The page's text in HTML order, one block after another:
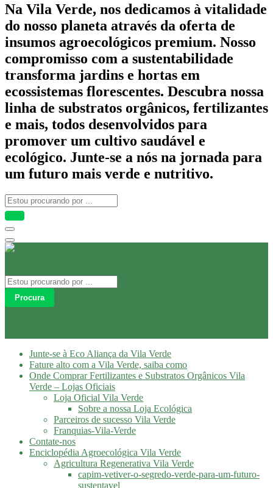
Na Vila Verde, nos dedicamos à vitalidade
do nosso planeta através da oferta de
insumos agroecológicos premium. Nosso
compromisso com a sustentabilidade
transforma jardins e hortas em
ecossistemas florescentes. Descubra nossa
linha de substratos orgânicos, fertilizantes
e mais, todos desenvolvidos para
promover um cultivo saudável e
ecológico. Junte-se a nós na jornada para
um futuro mais verde e nutritivo.
Procura
Junte-se à Eco Aliança da Vila Verde
Fature alto com a Vila Verde, saiba como
Onde Comprar Fertilizantes e Substratos Orgânicos Vila
Verde – Lojas Oficiais
Loja Oficial Vila Verde
Sobre a nossa Loja Ecológica
Parceiros de sucesso Vila Verde
Franquias-Vila-Verde
Contate-nos
Enciclopédia Agroecológica Vila Verde
Agricultura Regenerativa Vila Verde
capim-vetiver-o-segredo-verde-para-um-futuro-
sustentavel